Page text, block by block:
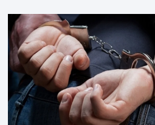
الذي يطمح إلى أن يصبح فضاء دائما
الجهة وخارجها. ويجمع معرض
مؤسسة […]